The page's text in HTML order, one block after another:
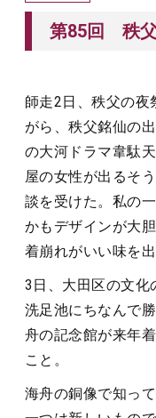
第85回 秩
師走2日、秩父の夜
がら、秩父銘仙の
の大河ドラマ韋駄
屋の女性が出るそ
談を受けた。私の
かもデザインが大
着崩れがいい味を出
3日、大田区の文化
洗足池にちなんで
舟の記念館が来年
こと。
海舟の銅像で知っ